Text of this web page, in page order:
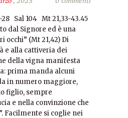
28 Sal 104 Mt 21,33-43.45
dal Signore ed è una
occhi” (Mt 21,42) Di
e alla cattiveria dei
della vigna manifesta
prima manda alcuni
in numero maggiore,
figlio, sempre
e nella convinzione che
Facilmente si coglie nei